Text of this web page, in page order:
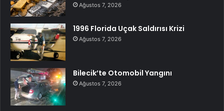
Ağustos 7, 2026
1996 Florida Uçak Saldırısı Krizi
Ağustos 7, 2026
Bilecik’te Otomobil Yangını
Ağustos 7, 2026